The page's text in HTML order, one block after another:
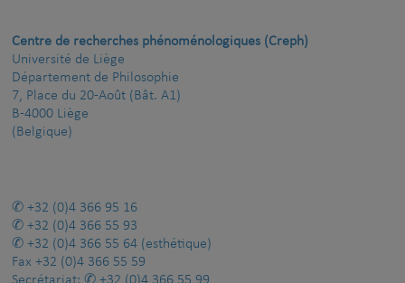
Centre de recherches phénoménologiques (Creph)
Université de Liège
Département de Philosophie
7, Place du 20-Août (Bât. A1)
B-4000 Liège
(Belgique)
+32 (0)4 366 95 16
+32 (0)4 366 55 93
+32 (0)4 366 55 64 (esthétique)
Fax +32 (0)4 366 55 59